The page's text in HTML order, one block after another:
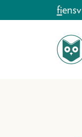
Siirry sisältöönfiensv